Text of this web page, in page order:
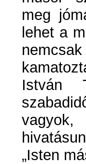
meg
lehet a
István
„Isten